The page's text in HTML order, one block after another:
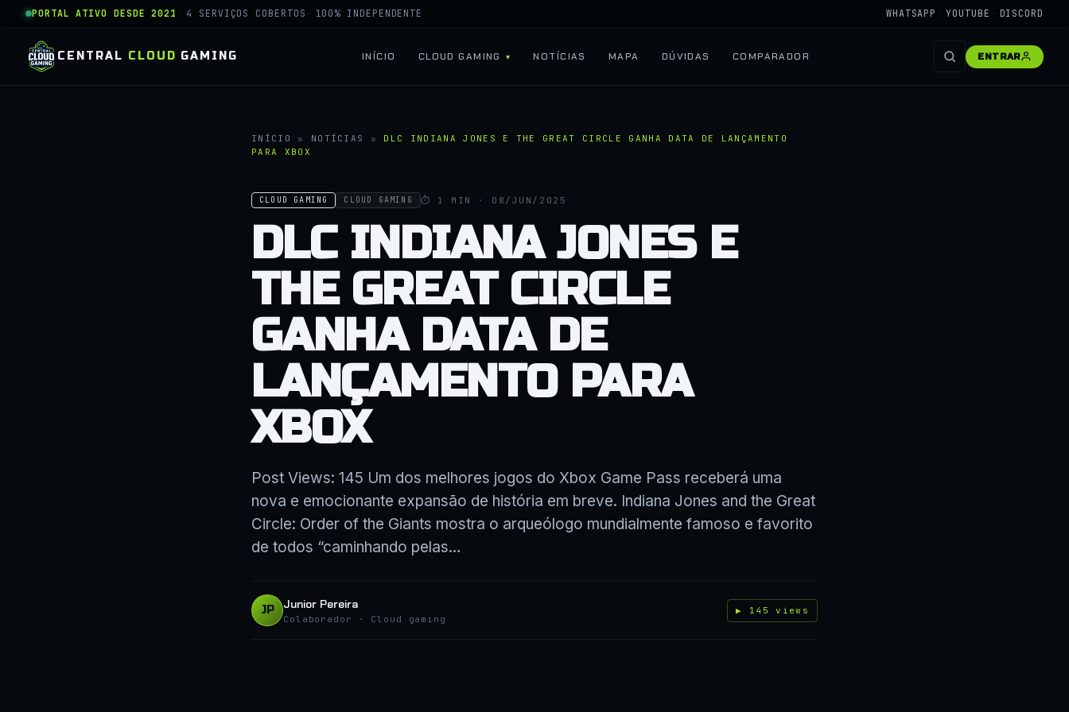
PORTAL ATIVO DESDE 2021 · 4 SERVIÇOS COBERTOS · 100% INDEPENDENTE WHATSAPP · YOUTUBE · DISCORD
CENTRAL CLOUD GAMING INÍCIO CLOUD GAMING NOTÍCIAS MAPA DÚVIDAS COMPARADOR ENTRAR
INÍCIO » NOTÍCIAS » DLC INDIANA JONES E THE GREAT CIRCLE GANHA DATA DE LANÇAMENTO
PARA XBOX
CLOUD GAMING CLOUD GAMING ⏱ 1 MIN · 08/JUN/2025
DLC INDIANA JONES E
THE GREAT CIRCLE
GANHA DATA DE
LANÇAMENTO PARA
XBOX
Post Views: 145 Um dos melhores jogos do Xbox Game Pass receberá uma
nova e emocionante expansão de história em breve. Indiana Jones and the Great
Circle: Order of the Giants mostra o arqueólogo mundialmente famoso e favorito
de todos “caminhando pelas…
JP Junior Pereira
Colaborador · Cloud gaming
▶ 145 views